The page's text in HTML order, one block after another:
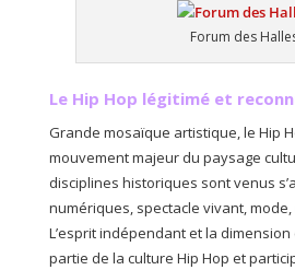
Forum des
Le Hip Hop légitimé et
Grande mosaïque artistique, le Hip
mouvement majeur du paysage
disciplines historiques sont venus
numériques, spectacle vivant,
L’esprit indépendant et la
partie de la culture Hip Hop et